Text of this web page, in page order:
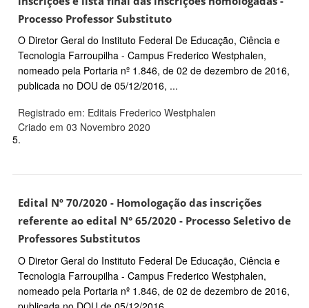
Processo Professor Substituto
O Diretor Geral do Instituto Federal De Educação, Ciência e
Tecnologia Farroupilha - Campus Frederico Westphalen,
nomeado pela Portaria nº 1.846, de 02 de dezembro de 2016,
publicada no DOU de 05/12/2016, ...
Registrado em: Editais Frederico Westphalen
Criado em 03 Novembro 2020
5.
Edital Nº 70/2020 - Homologação das inscrições
referente ao edital N° 65/2020 - Processo Seletivo de
Professores Substitutos
O Diretor Geral do Instituto Federal De Educação, Ciência e
Tecnologia Farroupilha - Campus Frederico Westphalen,
nomeado pela Portaria nº 1.846, de 02 de dezembro de 2016,